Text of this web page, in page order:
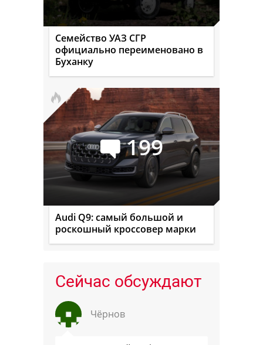
Семейство УАЗ СГР
официально переименовано в
Буханку
199
Audi Q9: самый большой и
роскошный кроссовер марки
Сейчас обсуждают
Чёрнов